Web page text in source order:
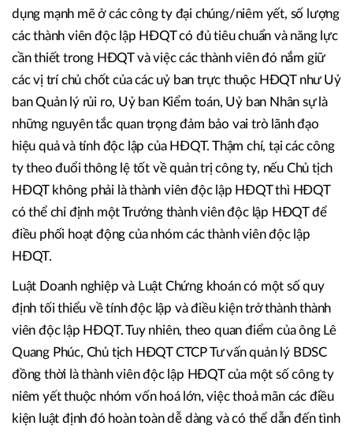
dụng mạnh mẽ ở các công ty đại chúng/niêm yết, số lượng
các thành viên độc lập HĐQT có đủ tiêu chuẩn và năng lực
cần thiết trong HĐQT và việc các thành viên đó nắm giữ
các vị trí chủ chốt của các uỷ ban trực thuộc HĐQT như Uỷ
ban Quản lý rủi ro, Uỷ ban Kiểm toán, Uỷ ban Nhân sự là
những nguyên tắc quan trọng đảm bảo vai trò lãnh đạo
hiệu quả và tính độc lập của HĐQT. Thậm chí, tại các công
ty theo đuổi thông lệ tốt về quản trị công ty, nếu Chủ tịch
HĐQT không phải là thành viên độc lập HĐQT thì HĐQT
có thể chỉ định một Trưởng thành viên độc lập HĐQT để
điều phối hoạt động của nhóm các thành viên độc lập
HĐQT.
Luật Doanh nghiệp và Luật Chứng khoán có một số quy
định tối thiểu về tính độc lập và điều kiện trở thành thành
viên độc lập HĐQT. Tuy nhiên, theo quan điểm của ông Lê
Quang Phúc, Chủ tịch HĐQT CTCP Tư vấn quản lý BDSC
đồng thời là thành viên độc lập HĐQT của một số công ty
niêm yết thuộc nhóm vốn hoá lớn, việc thoả mãn các điều
kiện luật định đó hoàn toàn dễ dàng và có thể dẫn đến tình